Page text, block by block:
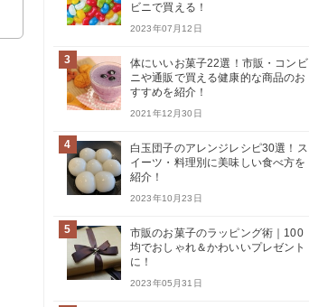
ビニで買える！
2023年07月12日
3
体にいいお菓子22選！市販・コンビ
ニや通販で買える健康的な商品のお
すすめを紹介！
2021年12月30日
4
白玉団子のアレンジレシピ30選！ス
イーツ・料理別に美味しい食べ方を
紹介！
2023年10月23日
5
市販のお菓子のラッピング術｜100
均でおしゃれ＆かわいいプレゼント
に！
2023年05月31日